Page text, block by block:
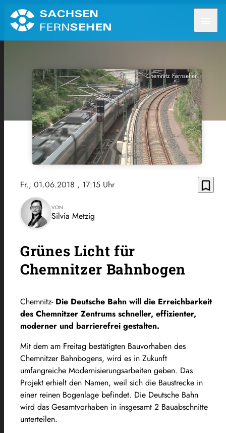
Chemnitz Fernsehen
Fr., 01.06.2018 , 17:15 Uhr bookmark_border
VON
Silvia Metzig
Grünes Licht für
Chemnitzer Bahnbogen
Chemnitz- Die Deutsche Bahn will die Erreichbarkeit
des Chemnitzer Zentrums schneller, effizienter,
moderner und barrierefrei gestalten.
Mit dem am Freitag bestätigten Bauvorhaben des
Chemnitzer Bahnbogens, wird es in Zukunft
umfangreiche Modernisierungsarbeiten geben. Das
Projekt erhielt den Namen, weil sich die Baustrecke in
einer reinen Bogenlage befindet. Die Deutsche Bahn
wird das Gesamtvorhaben in insgesamt 2 Bauabschnitte
unterteilen.